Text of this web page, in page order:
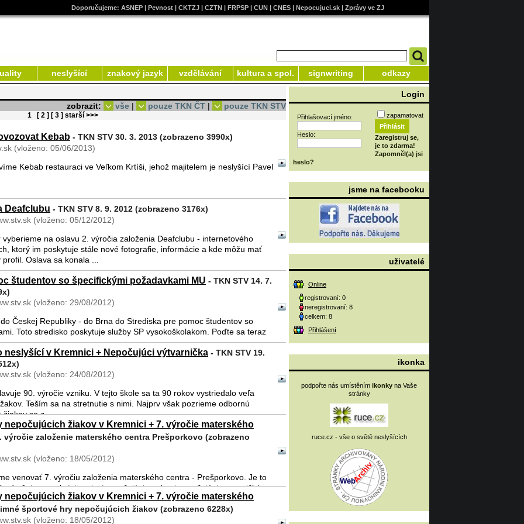
Doporučujeme: ASNEP| Pevnost| CKTZJ| CZTN| FRPSP| CUN| CNES| Nepocujuci.sk| Zprávy ve ZJ
neslyšící znakový jazyk vzdělávání kultura a spol. signwriting odkazy
zobrazit: vše | pouze TKN ČT | pouze TKN STV
1 [ 2 ] [ 3 ] starší >>>
Kebab - TKN STV 30. 3. 2013 (zobrazeno 3990x)
(vloženo: 05/06/2013)
Kebab restauraci ve Veľkom Krtíši, jehož majitelem je neslyšící Pavel
Deafclubu - TKN STV 8. 9. 2012 (zobrazeno 3176x)
(vloženo: 05/12/2012)
na oslavu 2. výročia založenia Deafclubu - internetového
ktorý im poskytuje stále nové fotografie, informácie a kde môžu mať
Oslava sa konala ...
študentov so špecifickými požadavkami MU - TKN STV 14. 7.
(vloženo: 29/08/2012)
Českej Republiky - do Brna do Strediska pre pomoc študentov so
Toto stredisko poskytuje služby SP vysokoškolakom. Poďte sa teraz
neslyšící v Kremnici + Nepočujúci výtvarnička - TKN STV 19.
(vloženo: 24/08/2012)
90. výročie vzniku. V tejto škole sa ta 90 rokov vystriedalo veľa
Teším sa na stretnutie s nimi. Najprv však pozrieme odbornú
žiakov so z ...
nepočujúcich žiakov v Kremnici + 7. výročie materského
výročie založenie materského centra Prešporkovo (zobrazeno
(vloženo: 18/05/2012)
venovať 7. výročiu založenia materského centra - Prešporkovo. Je to
a poskytuje priestor počujúcim, ale aj nepočujúcim mamičkám
nepočujúcich žiakov v Kremnici + 7. výročie materského
športové hry nepočujúcich žiakov (zobrazeno 6228x)
(vloženo: 18/05/2012)
Login
Přihlašovací jméno:
Heslo:
zapamatovat
Zaregistruj se,
je to zdarma!
Zapomněl(a) jsi
heslo?
jsme na facebooku
uživatelé
Online
registrovaní: 0
neregistrovaní: 8
celkem: 8
Přihlášení
ikonka
podpořte nás umístěním ikonky na Vaše
stránky
ruce.cz - vše o světě neslyšících